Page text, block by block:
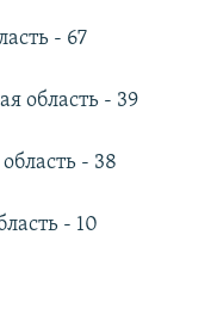
- 67
область - 39
- 38
- 10